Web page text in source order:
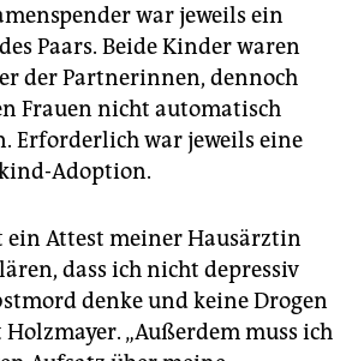
war jeweils ein
Paars. Beide Kinder waren
der Partnerinnen, dennoch
Frauen nicht automatisch
Erforderlich war jeweils eine
Adoption.
ein Attest meiner Hausärztin
dass ich nicht depressiv
denke und keine Drogen
„Außerdem muss ich